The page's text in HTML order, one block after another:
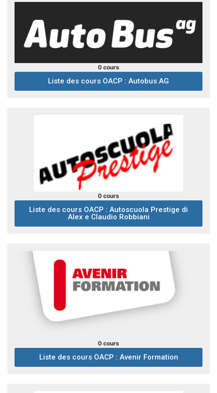
0 cours
Liste des cours OACP : Autobus AG
0 cours
Liste des cours OACP : Autoscuola Prestige di
Alex e Claudio Robbiani
0 cours
Liste des cours OACP : Avenir Formation